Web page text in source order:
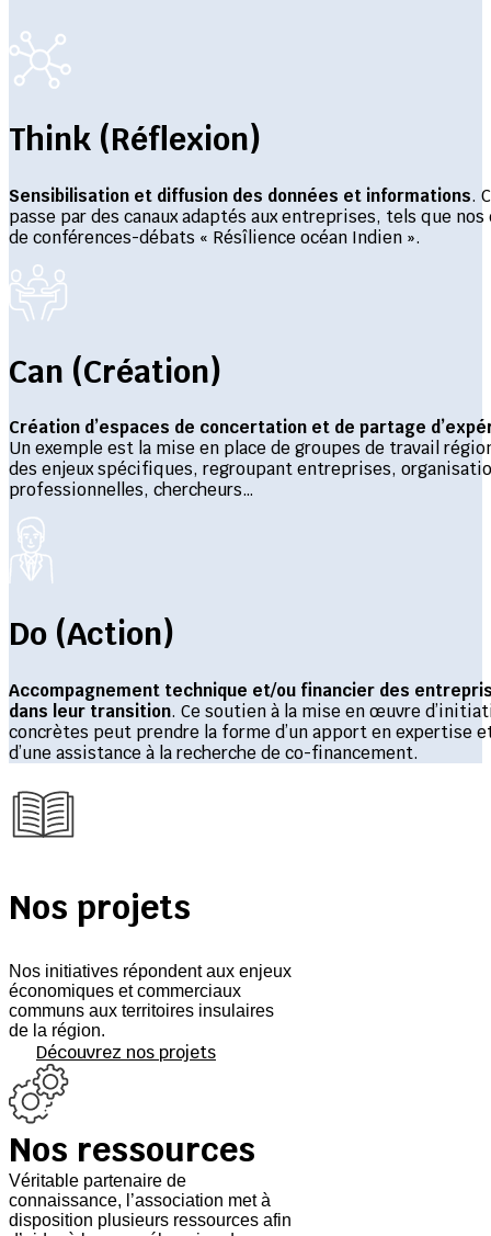
Think (Réflexion)
Sensibilisation et diffusion des données et informations.
passe par des canaux adaptés aux entreprises, tels que nos
de conférences-débats « Résîlience océan Indien ».
Can (Création)
Création d’espaces de concertation et de partage
Un exemple est la mise en place de groupes de travail
des enjeux spécifiques, regroupant entreprises,
professionnelles, chercheurs…
Do (Action)
Accompagnement technique et/ou financier des
dans leur transition. Ce soutien à la mise en œuvre
concrètes peut prendre la forme d’un apport en expertise
d’une assistance à la recherche de co-financement.
Nos projets
Nos initiatives répondent aux enjeux
économiques et commerciaux
communs aux territoires insulaires
de la région.
Découvrez nos projets
Nos ressources
Véritable partenaire de
connaissance, l’association met à
disposition plusieurs ressources afin